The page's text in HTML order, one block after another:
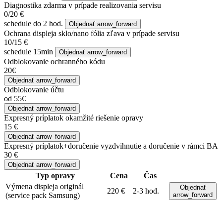
Diagnostika zdarma v prípade realizovania servisu
0/20 €
schedule do 2 hod. Objednať arrow_forward
Ochrana displeja sklo/nano fólia zľava v prípade servisu
10/15 €
schedule 15min Objednať arrow_forward
Odblokovanie ochranného kódu
20€
Objednať arrow_forward
Odblokovanie účtu
od 55€
Objednať arrow_forward
Expresný príplatok okamžité riešenie opravy
15 €
Objednať arrow_forward
Expresný príplatok+doručenie vyzdvihnutie a doručenie v rámci BA
30 €
Objednať arrow_forward
Typ opravy Cena
Čas
Výmena displeja originál
(service pack Samsung)
220 € 2-3 hod.
Objednať
arrow_forward